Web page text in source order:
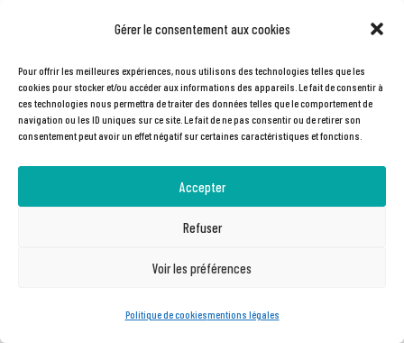
Gérer le consentement aux cookies
Pour offrir les meilleures expériences, nous utilisons des technologies telles que les
cookies pour stocker et/ou accéder aux informations des appareils. Le fait de consentir à
ces technologies nous permettra de traiter des données telles que le comportement de
navigation ou les ID uniques sur ce site. Le fait de ne pas consentir ou de retirer son
consentement peut avoir un effet négatif sur certaines caractéristiques et fonctions.
Accepter
Refuser
Voir les préférences
Politique de cookiesmentions légales